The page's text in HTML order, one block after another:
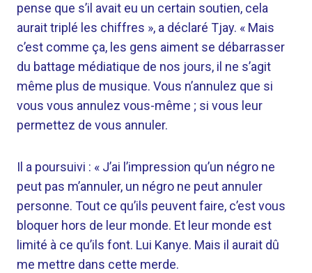
pense que s’il avait eu un certain soutien, cela
aurait triplé les chiffres », a déclaré Tjay. « Mais
c’est comme ça, les gens aiment se débarrasser
du battage médiatique de nos jours, il ne s’agit
même plus de musique. Vous n’annulez que si
vous vous annulez vous-même ; si vous leur
permettez de vous annuler.
Il a poursuivi : « J’ai l’impression qu’un négro ne
peut pas m’annuler, un négro ne peut annuler
personne. Tout ce qu’ils peuvent faire, c’est vous
bloquer hors de leur monde. Et leur monde est
limité à ce qu’ils font. Lui Kanye. Mais il aurait dû
me mettre dans cette merde.